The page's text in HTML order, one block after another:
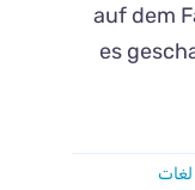
auf dem
es
لغات